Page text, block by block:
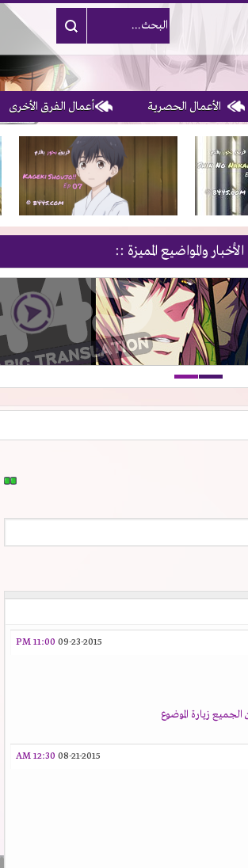
الأعمال الحصرية أعمال الفرق الأخرى
3, 4, 5 & 6of 10والمواضيع المميزة ::
09-23-2015
11:00 PM
زيارة الموضوع
08-21-2015
12:30 AM